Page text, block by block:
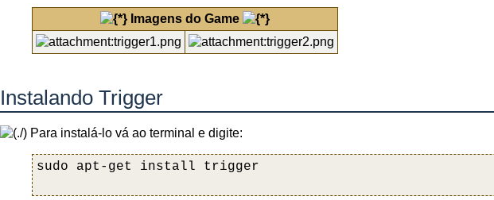
Imagens do Game
Instalando Trigger
Para instalá-lo vá ao terminal e digite: